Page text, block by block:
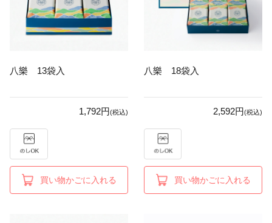
八樂 13袋入
1,792円(税込)
買い物かごに入れる
八樂 18袋入
2,592円(税込)
買い物かごに入れる